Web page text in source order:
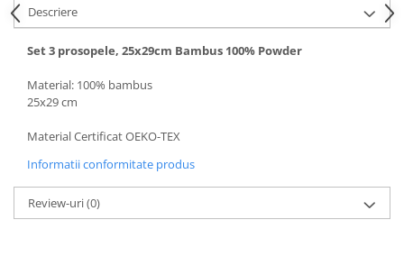
Descriere
Set 3 prosopele, 25x29cm Bambus 100% Powder
Material: 100% bambus
25x29 cm
Material Certificat OEKO-TEX
Informatii conformitate produs
Review-uri(0)